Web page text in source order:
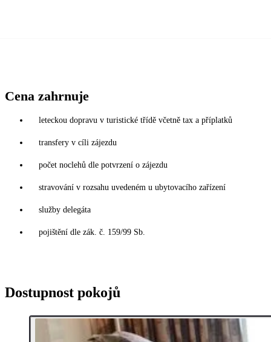
Cena zahrnuje
leteckou dopravu v turistické třídě včetně tax a příplatků
transfery v cíli zájezdu
počet noclehů dle potvrzení o zájezdu
stravování v rozsahu uvedeném u ubytovacího zařízení
služby delegáta
pojištění dle zák. č. 159/99 Sb.
Dostupnost pokojů